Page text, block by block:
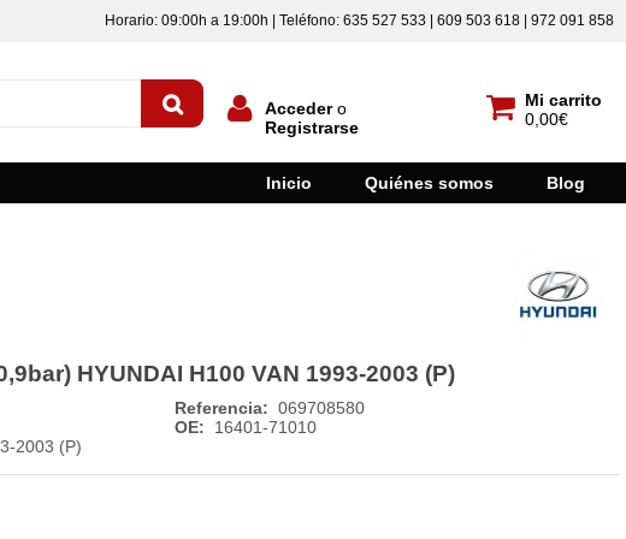
Horario: 09:00h a 19:00h | Teléfono: 635 527 533 | 609 503 618 | 972 091 858
Mi carrito
0,00€
Accedero
Registrarse
Inicio Quiénes somos Blog
HYUNDAI H100 VAN 1993-2003 (P)
Referencia: 069708580
OE:
16401-71010
2003 (P)